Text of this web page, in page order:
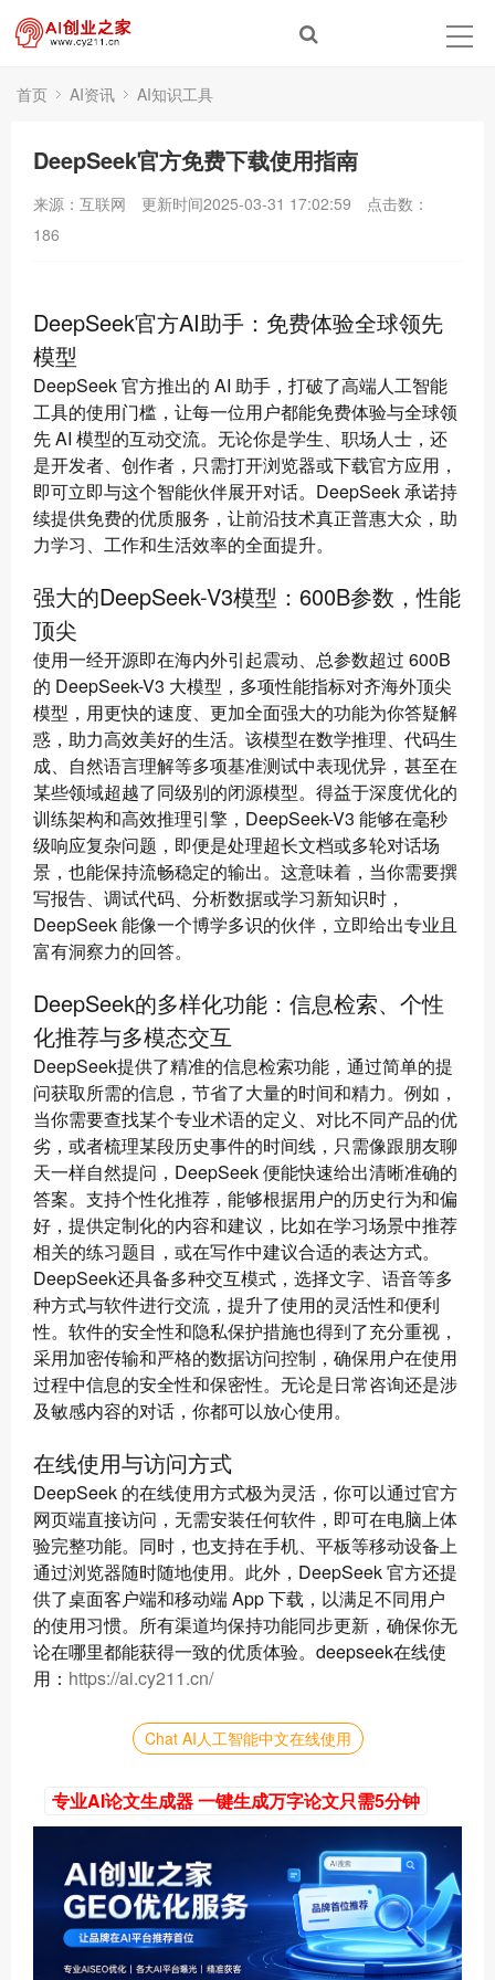
首页 AI资讯 AI知识工具
DeepSeek官方免费下载使用指南
来源：互联网 更新时间2025-03-31 17:02:59
点击数：
186
DeepSeek官方AI助手：免费体验全球领先
模型
DeepSeek 官方推出的 AI 助手，打破了高端人工智能
工具的使用门槛，让每一位用户都能免费体验与全球领
先 AI 模型的互动交流。无论你是学生、职场人士，还
是开发者、创作者，只需打开浏览器或下载官方应用，
即可立即与这个智能伙伴展开对话。DeepSeek 承诺持
续提供免费的优质服务，让前沿技术真正普惠大众，助
力学习、工作和生活效率的全面提升。
强大的DeepSeek-V3模型：600B参数，性能
顶尖
使用一经开源即在海内外引起震动、总参数超过 600B
的 DeepSeek-V3 大模型，多项性能指标对齐海外顶尖
模型，用更快的速度、更加全面强大的功能为你答疑解
惑，助力高效美好的生活。该模型在数学推理、代码生
成、自然语言理解等多项基准测试中表现优异，甚至在
某些领域超越了同级别的闭源模型。得益于深度优化的
训练架构和高效推理引擎，DeepSeek-V3 能够在毫秒
级响应复杂问题，即便是处理超长文档或多轮对话场
景，也能保持流畅稳定的输出。这意味着，当你需要撰
写报告、调试代码、分析数据或学习新知识时，
DeepSeek 能像一个博学多识的伙伴，立即给出专业且
富有洞察力的回答。
DeepSeek的多样化功能：信息检索、个性
化推荐与多模态交互
DeepSeek提供了精准的信息检索功能，通过简单的提
问获取所需的信息，节省了大量的时间和精力。例如，
当你需要查找某个专业术语的定义、对比不同产品的优
劣，或者梳理某段历史事件的时间线，只需像跟朋友聊
天一样自然提问，DeepSeek 便能快速给出清晰准确的
答案。支持个性化推荐，能够根据用户的历史行为和偏
好，提供定制化的内容和建议，比如在学习场景中推荐
相关的练习题目，或在写作中建议合适的表达方式。
DeepSeek还具备多种交互模式，选择文字、语音等多
种方式与软件进行交流，提升了使用的灵活性和便利
性。软件的安全性和隐私保护措施也得到了充分重视，
采用加密传输和严格的数据访问控制，确保用户在使用
过程中信息的安全性和保密性。无论是日常咨询还是涉
及敏感内容的对话，你都可以放心使用。
在线使用与访问方式
DeepSeek 的在线使用方式极为灵活，你可以通过官方
网页端直接访问，无需安装任何软件，即可在电脑上体
验完整功能。同时，也支持在手机、平板等移动设备上
通过浏览器随时随地使用。此外，DeepSeek 官方还提
供了桌面客户端和移动端 App 下载，以满足不同用户
的使用习惯。所有渠道均保持功能同步更新，确保你无
论在哪里都能获得一致的优质体验。deepseek在线使
用： https://ai.cy211.cn/
Chat AI人工智能中文在线使用
专业AI论文生成器 一键生成万字论文只需5分钟